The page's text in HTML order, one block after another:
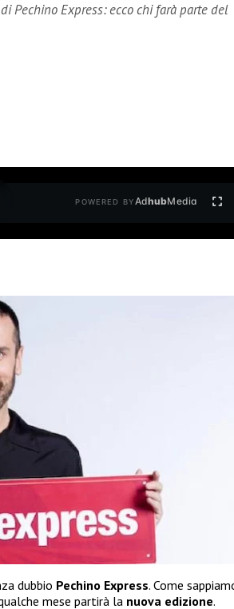
Pechino Express: ecco chi farà parte del
POWERED BYAdhubMedia
dubbio Pechino Express. Come
mese partirà la nuova edizione.